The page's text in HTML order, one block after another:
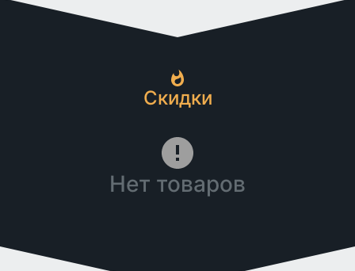
Скидки
Нет товаров